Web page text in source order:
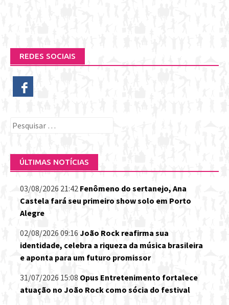
REDES SOCIAIS
Pesquisar
ÚLTIMAS NOTÍCIAS
03/08/2026 21:42 Fenômeno do sertanejo, Ana
Castela fará seu primeiro show solo em Porto
Alegre
02/08/2026 09:16 João Rock reafirma sua
identidade, celebra a riqueza da música brasileira
e aponta para um futuro promissor
31/07/2026 15:08 Opus Entretenimento fortalece
atuação no João Rock como sócia do festival